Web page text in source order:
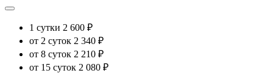
1 сутки 2 600 ₽
от 2 суток 2 340 ₽
от 8 суток 2 210 ₽
от 15 суток 2 080 ₽